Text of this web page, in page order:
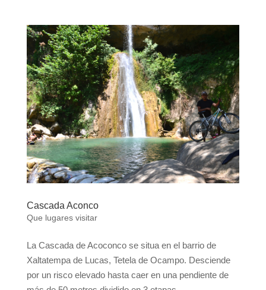
Cascada Aconco
Que lugares visitar
La Cascada de Acoconco se situa en el barrio de
Xaltatempa de Lucas, Tetela de Ocampo. Desciende
por un risco elevado hasta caer en una pendiente de